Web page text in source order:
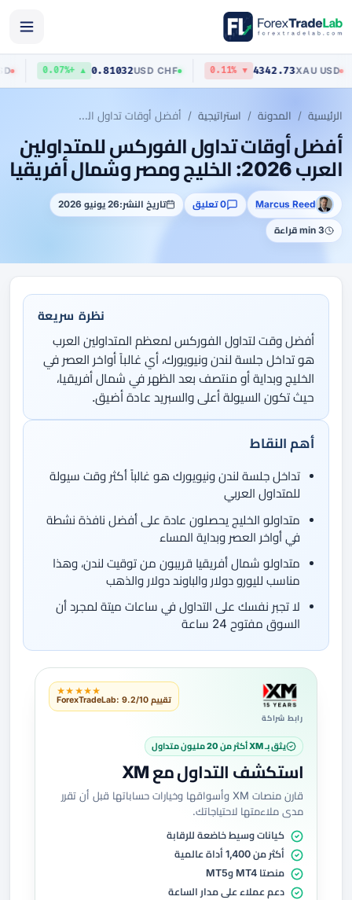
XAU/
4342.73
▼ 0.11%
USD/CHF
0.81032
▲ +0.07%
/
الرئيسية المدونة استراتيجية أفضل أوقات تداول الفوركس للمتداولين العرب 2026: الخليج ومصر وشمال أفريقيا
أفضل أوقات تداول الفوركس للمتداولين
العرب 2026: الخليج ومصر وشمال أفريقيا
Marcus Reed 0 تعليق تاريخ النشر:26 يونيو 2026
3 min قراءة
نظرة سريعة
أفضل وقت لتداول الفوركس لمعظم المتداولين العرب
هو تداخل جلسة لندن ونيويورك، أي غالباً أواخر العصر في
الخليج وبداية أو منتصف بعد الظهر في شمال أفريقيا،
حيث تكون السيولة أعلى والسبريد عادة أضيق.
أهم النقاط
تداخل جلسة لندن ونيويورك هو غالباً أكثر وقت سيولة
للمتداول العربي
متداولو الخليج يحصلون عادة على أفضل نافذة نشطة
في أواخر العصر وبداية المساء
متداولو شمال أفريقيا قريبون من توقيت لندن، وهذا
مناسب لليورو دولار والباوند دولار والذهب
لا تجبر نفسك على التداول في ساعات ميتة لمجرد أن
السوق مفتوح 24 ساعة
رابط شراكة
★★★★★
تقييم ForexTradeLab: 9.2/10
يثق بـ XM أكثر من 20 مليون متداول
استكشف التداول مع XM
قارن منصات XM وأسواقها وخيارات حساباتها قبل أن تقرر
مدى ملاءمتها لاحتياجاتك.
كيانات وسيط خاضعة للرقابة
أكثر من 1,400 أداة عالمية
منصتا MT4 وMT5
دعم عملاء على مدار الساعة